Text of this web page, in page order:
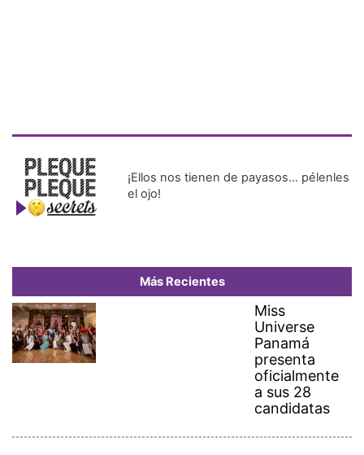
¡Ellos nos tienen de payasos… pélenles
el ojo!
Más Recientes
Miss
Universe
Panamá
presenta
oficialmente
a sus 28
candidatas